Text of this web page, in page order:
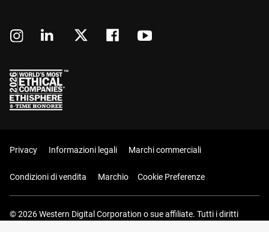
Privacy Informazioni legali Marchi commerciali
Condizioni di vendita Marchio Cookie Preferenze
© 2026 Western Digital Corporation o sue affiliate. Tutti i diritti